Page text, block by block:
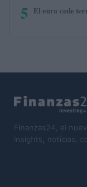
5 El euro cede
Finanzas24, el
Insights, noticias,